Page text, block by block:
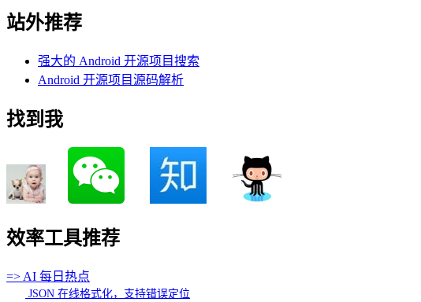
站外推荐
强大的 Android 开源项目搜索
Android 开源项目源码解析
找到我
效率工具推荐
=> AI 每日热点
JSON 在线格式化，支持错误定位